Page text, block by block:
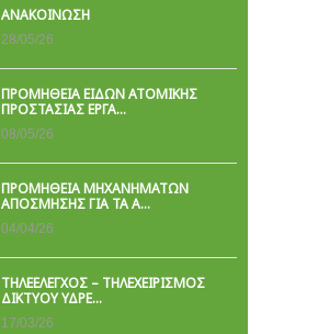
ΑΝΑΚΟΙΝΩΣΗ
28/05/26
ΠΡΟΜΉΘΕΙΑ ΕΙΔΏΝ ΑΤΟΜΙΚΉΣ
ΠΡΟΣΤΑΣΊΑΣ ΕΡΓΑ…
08/05/26
ΠΡΟΜΗΘΕΙΑ ΜΗΧΑΝΗΜΑΤΩΝ
ΑΠΟΣΜΗΣΗΣ ΓΙΑ ΤΑ Α…
04/04/26
ΤΗΛΕΕΛΕΓΧΟΣ – ΤΗΛΕΧΕΙΡΙΣΜΟΣ
ΔΙΚΤΥΟΥ ΥΔΡΕ…
17/03/26